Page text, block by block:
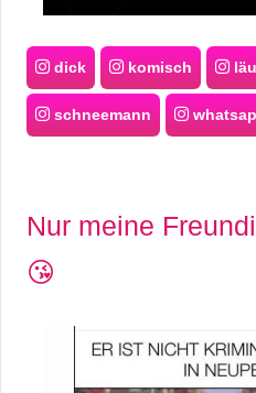
dick komisch
schneemann
Nur meine
😘